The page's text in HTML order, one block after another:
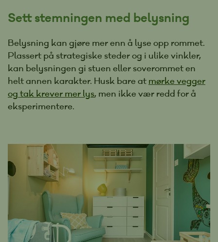
Sett stemningen med belysning
Belysning kan gjøre mer enn å lyse opp rommet.
Plassert på strategiske steder og i ulike vinkler,
kan belysningen gi stuen eller soverommet en
helt annen karakter. Husk bare at mørke vegger
og tak krever mer lys, men ikke vær redd for å
eksperimentere.